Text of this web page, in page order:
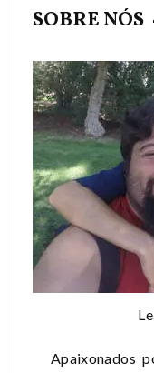
SOBRE NÓS
Apaixonados